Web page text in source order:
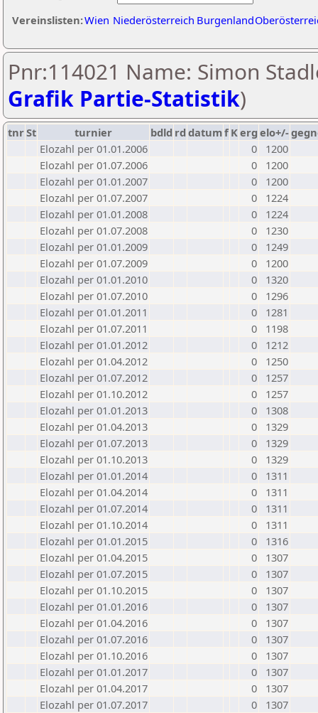
Vereinslisten:Wien Niederösterreich Burgenland
Pnr:114021 Name: Simon
Grafik Partie-Statistik)
tnrSt turnier bdld rd datumf Kerg elo+/-
Elozahl per 01.01.2006
0
1200
Elozahl per 01.07.2006
0
1200
Elozahl per 01.01.2007
0
1200
Elozahl per 01.07.2007
0
1224
Elozahl per 01.01.2008
0
1224
Elozahl per 01.07.2008
0
1230
Elozahl per 01.01.2009
0
1249
Elozahl per 01.07.2009
0
1200
Elozahl per 01.01.2010
0
1320
Elozahl per 01.07.2010
0
1296
Elozahl per 01.01.2011
0
1281
Elozahl per 01.07.2011
0
1198
Elozahl per 01.01.2012
0
1212
Elozahl per 01.04.2012
0
1250
Elozahl per 01.07.2012
0
1257
Elozahl per 01.10.2012
0
1257
Elozahl per 01.01.2013
0
1308
Elozahl per 01.04.2013
0
1329
Elozahl per 01.07.2013
0
1329
Elozahl per 01.10.2013
0
1329
Elozahl per 01.01.2014
0
1311
Elozahl per 01.04.2014
0
1311
Elozahl per 01.07.2014
0
1311
Elozahl per 01.10.2014
0
1311
Elozahl per 01.01.2015
0
1316
Elozahl per 01.04.2015
0
1307
Elozahl per 01.07.2015
0
1307
Elozahl per 01.10.2015
0
1307
Elozahl per 01.01.2016
0
1307
Elozahl per 01.04.2016
0
1307
Elozahl per 01.07.2016
0
1307
Elozahl per 01.10.2016
0
1307
Elozahl per 01.01.2017
0
1307
Elozahl per 01.04.2017
0
1307
Elozahl per 01.07.2017
0
1307